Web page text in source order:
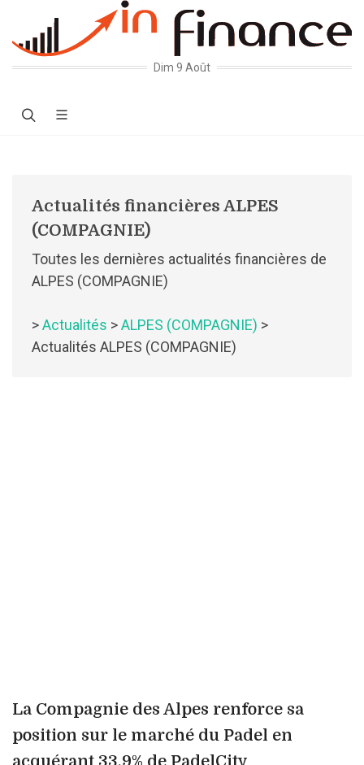
Dim 9 Août
Actualités financières ALPES
(COMPAGNIE)
Toutes les dernières actualités financières de
ALPES (COMPAGNIE)
>Actualités >ALPES (COMPAGNIE) >
Actualités ALPES (COMPAGNIE)
La Compagnie des Alpes renforce sa
position sur le marché du Padel en